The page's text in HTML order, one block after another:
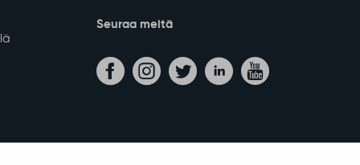
Seuraa meitä